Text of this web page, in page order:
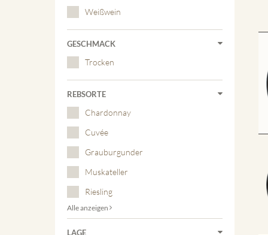
Weißwein
GESCHMACK
Trocken
REBSORTE
Chardonnay
Cuvée
Grauburgunder
Muskateller
Riesling
Alle anzeigen
LAGE